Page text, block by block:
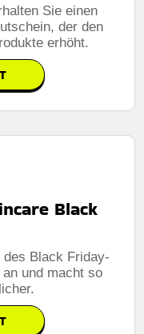
Sie einen
der den
erhöht.
Black
des Black Friday-
und macht so